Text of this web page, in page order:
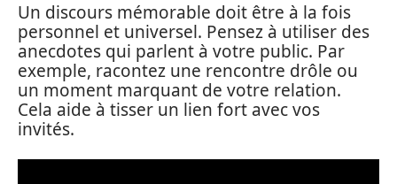
Un discours mémorable doit être à la fois
personnel et universel. Pensez à utiliser des
anecdotes qui parlent à votre public. Par
exemple, racontez une rencontre drôle ou
un moment marquant de votre relation.
Cela aide à tisser un lien fort avec vos
invités.